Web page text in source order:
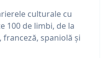
culturale cu
100 de limbi, de la
franceză, spaniolă și